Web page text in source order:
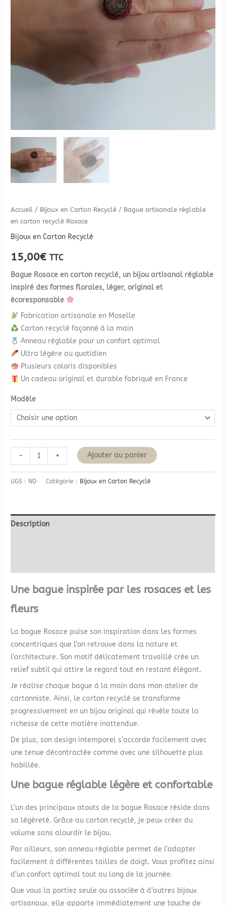
Accueil / Bijoux en Carton Recyclé / Bague artisanale réglable
en carton recyclé Rosace
Bijoux en Carton Recyclé
15,00€ TTC
Bague Rosace en carton recyclé, un bijou artisanal réglable
inspiré des formes florales, léger, original et
écoresponsable
Fabrication artisanale en Moselle
Carton recyclé façonné à la main
Anneau réglable pour un confort optimal
Ultra légère au quotidien
Plusieurs coloris disponibles
Un cadeau original et durable fabriqué en France
Modèle
- + Ajouter au panier
UGS : ND Catégorie : Bijoux en Carton Recyclé
Description
Une bague inspirée par les rosaces et les
fleurs
La bague Rosace puise son inspiration dans les formes
concentriques que l’on retrouve dans la nature et
l’architecture. Son motif délicatement travaillé crée un
relief subtil qui attire le regard tout en restant élégant.
Je réalise chaque bague à la main dans mon atelier de
cartonniste. Ainsi, le carton recyclé se transforme
progressivement en un bijou original qui révèle toute la
richesse de cette matière inattendue.
De plus, son design intemporel s’accorde facilement avec
une tenue décontractée comme avec une silhouette plus
habillée.
Une bague réglable légère et confortable
L’un des principaux atouts de la bague Rosace réside dans
sa légèreté. Grâce au carton recyclé, je peux créer du
volume sans alourdir le bijou.
Par ailleurs, son anneau réglable permet de l’adapter
facilement à différentes tailles de doigt. Vous profitez ainsi
d’un confort optimal tout au long de la journée.
Que vous la portiez seule ou associée à d’autres bijoux
artisanaux, elle apporte immédiatement une touche de